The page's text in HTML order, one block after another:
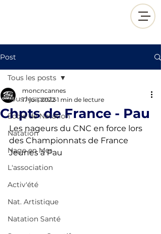
Post
Tous les posts
École de Natation
Natation
Nage en Mer
L'association
Activ'été
Nat. Artistique
Natation Santé
Tous les posts
Chpts de France - Pau
moncncannes
17 juil. 2022 1 min de lecture
Les nageurs du CNC en force lors
des Championnats de France
Jeunes à Pau